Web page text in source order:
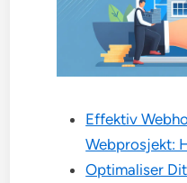
Effektiv
Webprosjekt:
Optimaliser